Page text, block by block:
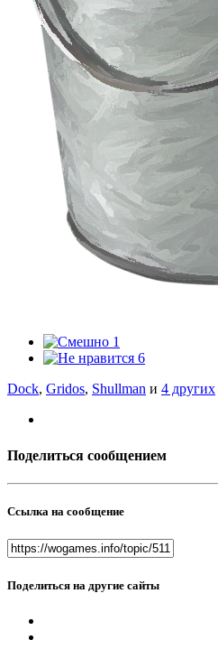
1
6
Dock, Gridos, Shullman и 4 других
Поделиться сообщением
Ссылка на сообщение
Поделиться на другие сайты